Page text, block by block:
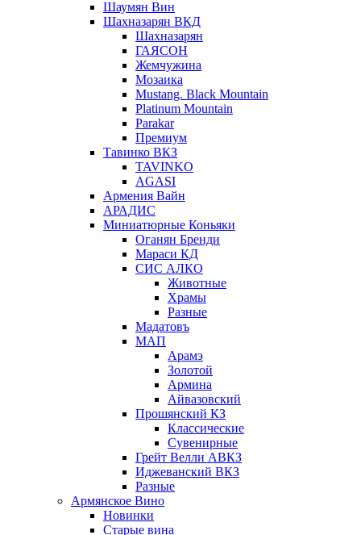
Шаумян Вин
Шахназарян ВКД
Шахназарян
ГАЯСОН
Жемчужина
Мозаика
Mustang. Black Mountain
Platinum Mountain
Parakar
Премиум
Тавинко ВКЗ
TAVINKO
AGASI
Армения Вайн
АРАДИС
Миниатюрные Коньяки
Оганян Бренди
Мараси КД
СИС АЛКО
Животные
Храмы
Разные
Мадатовъ
МАП
Арамэ
Золотой
Армина
Айвазовский
Прошянский КЗ
Классические
Сувенирные
Грейт Велли АВКЗ
Иджеванский ВКЗ
Разные
Армянское Вино
Новинки
Старые вина